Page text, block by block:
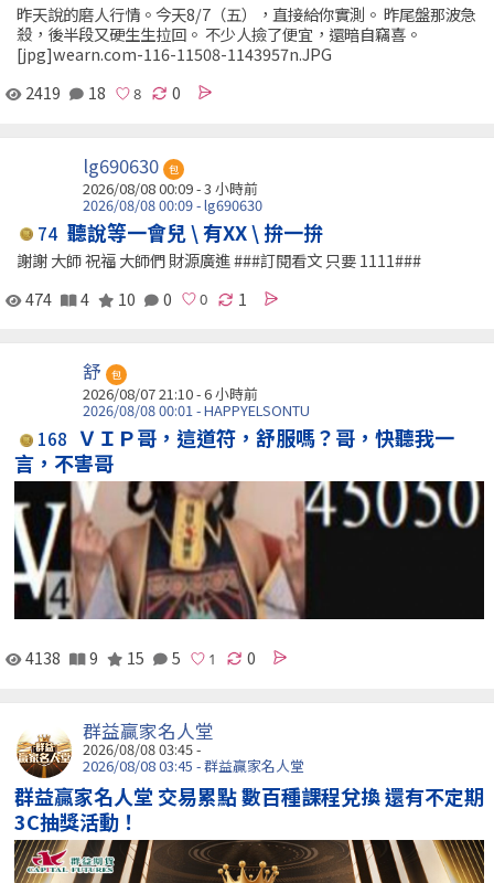
昨天說的磨人行情。今天8/7（五），直接給你實測。 昨尾盤那波急
殺，後半段又硬生生拉回。 不少人撿了便宜，還暗自竊喜。
[jpg]wearn.com-116-11508-1143957n.JPG
2419
18 0
lg690630 包
2026/08/08 00:09 -3 小時前
2026/08/08 00:09 - lg690630
74 聽說等一會兒 \ 有XX \ 拚一拚
謝謝 大師 祝福 大師們 財源廣進 ###訂閱看文 只要 1111###
474
4 10 0 1
舒 包
2026/08/07 21:10 -6 小時前
2026/08/08 00:01 - HAPPYELSONTU
168
ＶＩＰ哥，這道符，舒服嗎？哥，快聽我一
言，不害哥
4138 9 15 5 0
群益贏家名人堂
2026/08/08 03:45 -
2026/08/08 03:45 - 群益贏家名人堂
群益贏家名人堂 交易累點 數百種課程兌換 還有不定期
3C抽獎活動！